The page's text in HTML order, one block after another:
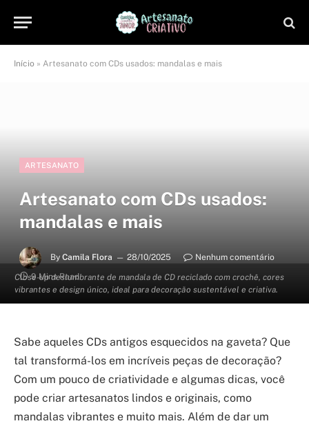
Início » Artesanato com CDs usados: mandalas e mais
Close-up deslumbrante de mandala de CD reciclado com crochê, cores
vibrantes e design único, ideal para decoração sustentável e criativa.
ARTESANATO
Artesanato com CDs usados:
mandalas e mais
By Camila Flora 28/10/2025
Nenhum comentário
9 Mins Read
Sabe aqueles CDs antigos esquecidos na gaveta? Que
tal transformá-los em incríveis peças de decoração?
Com um pouco de criatividade e algumas dicas, você
pode criar artesanatos lindos e originais, como
mandalas vibrantes e muito mais. Além de dar um